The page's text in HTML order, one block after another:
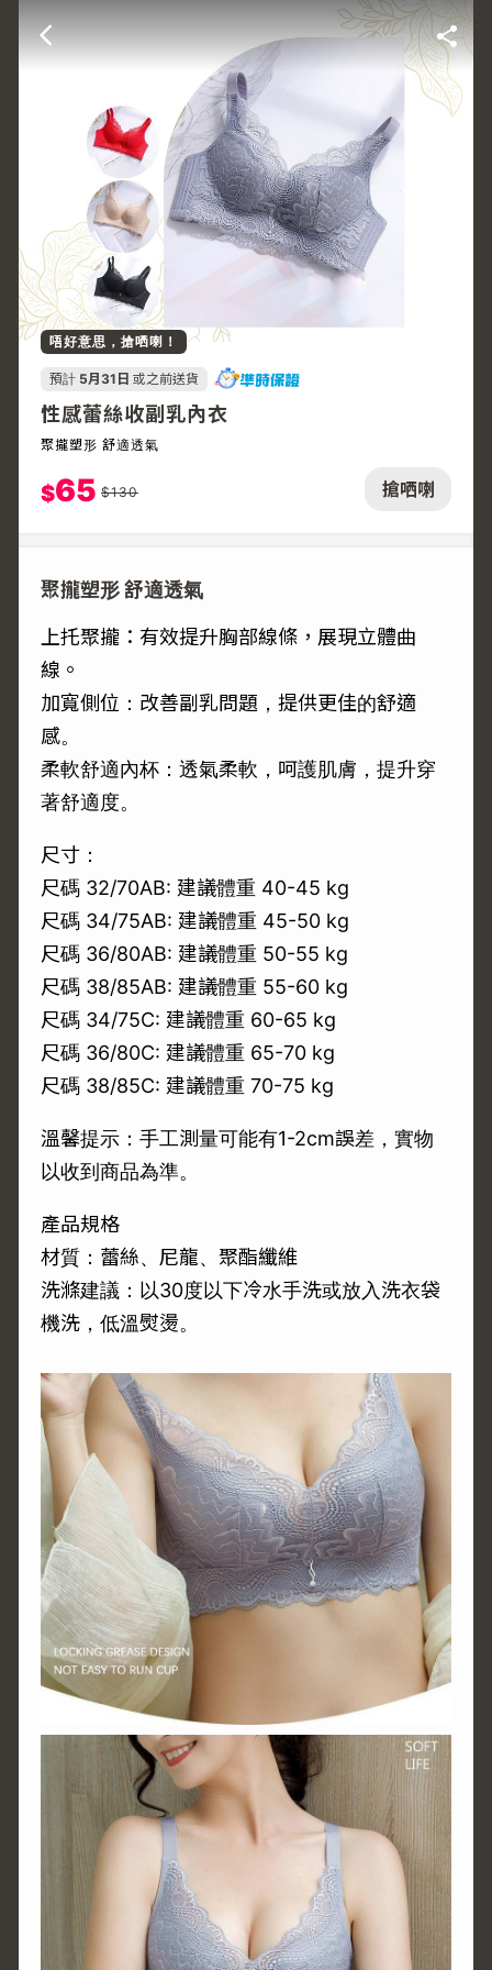
搶哂喇
唔好意思，搶哂喇！
預計 5月31日 或之前送貨
性感蕾絲收副乳內衣
聚攏塑形 舒適透氣
$65 $130
聚攏塑形 舒適透氣
上托聚攏：有效提升胸部線條，展現立體曲
線。
加寬側位：改善副乳問題，提供更佳的舒適
感。
柔軟舒適內杯：透氣柔軟，呵護肌膚，提升穿
著舒適度。
尺寸：
尺碼 32/70AB: 建議體重 40-45 kg
尺碼 34/75AB: 建議體重 45-50 kg
尺碼 36/80AB: 建議體重 50-55 kg
尺碼 38/85AB: 建議體重 55-60 kg
尺碼 34/75C: 建議體重 60-65 kg
尺碼 36/80C: 建議體重 65-70 kg
尺碼 38/85C: 建議體重 70-75 kg
溫馨提示：手工測量可能有1-2cm誤差，實物
以收到商品為準。
產品規格
材質：蕾絲、尼龍、聚酯纖維
洗滌建議：以30度以下冷水手洗或放入洗衣袋
機洗，低溫熨燙。